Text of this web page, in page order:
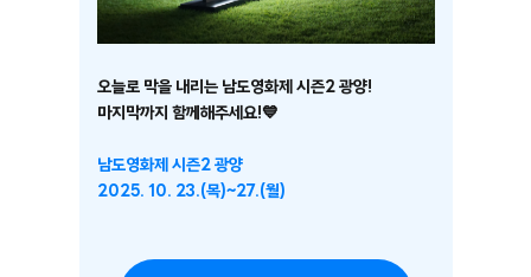
오늘로 막을 내리는 남도영화제 시즌2 광양!
마지막까지 함께해주세요!💙
남도영화제 시즌2 광양
2025. 10. 23.(목)~27.(월)